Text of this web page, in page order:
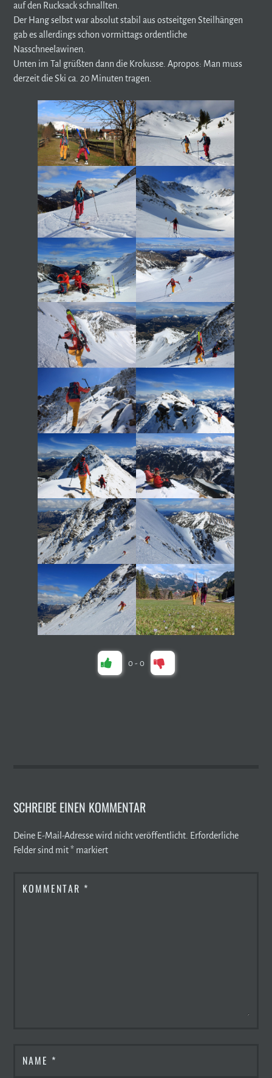
auf den Rucksack schnallten.
Der Hang selbst war absolut stabil aus ostseitgen Steilhängen
gab es allerdings schon vormittags ordentliche
Nasschneelawinen.
Unten im Tal grüßten dann die Krokusse. Apropos: Man muss
derzeit die Ski ca. 20 Minuten tragen.
0 - 0
SCHREIBE EINEN KOMMENTAR
Deine E-Mail-Adresse wird nicht veröffentlicht. Erforderliche
Felder sind mit* markiert
KOMMENTAR *
NAME *